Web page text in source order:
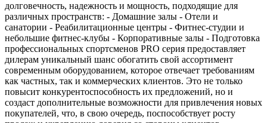
долговечность, надежность и мощность, подходящие для
различных пространств: - Домашние залы - Отели и
санатории - Реабилитационные центры - Фитнес-студии и
небольшие фитнес-клубы - Корпоративные залы - Подготовка
профессиональных спортсменов PRO серия предоставляет
дилерам уникальный шанс обогатить свой ассортимент
современным оборудованием, которое отвечает требованиям
как частных, так и коммерческих клиентов. Это не только
повысит конкурентоспособность их предложений, но и
создаст дополнительные возможности для привлечения новых
покупателей, что, в свою очередь, поспособствует росту